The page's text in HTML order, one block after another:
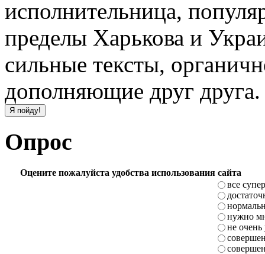
исполнительница,
пределы Харькова и
сильные тексты,
дополняющие друг друга.
Опрос
Оцените пожалуйста удобства использования сайта
все супер
нужно
не очень